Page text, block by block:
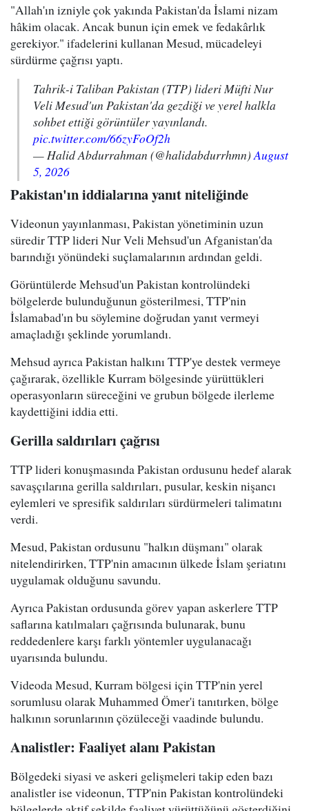
"Allah'ın izniyle çok yakında Pakistan'da İslami nizam
hâkim olacak. Ancak bunun için emek ve fedakârlık
gerekiyor." ifadelerini kullanan Mesud, mücadeleyi
sürdürme çağrısı yaptı.
Tahrik-i Taliban Pakistan (TTP) lideri Müfti Nur
Veli Mesud'un Pakistan'da gezdiği ve yerel halkla
sohbet ettiği görüntüler yayınlandı.
pic.twitter.com/66zyFoOf2h
— Halid Abdurrahman (@halidabdurrhmn) August
5, 2026
Pakistan'ın iddialarına yanıt niteliğinde
Videonun yayınlanması, Pakistan yönetiminin uzun
süredir TTP lideri Nur Veli Mehsud'un Afganistan'da
barındığı yönündeki suçlamalarının ardından geldi.
Görüntülerde Mehsud'un Pakistan kontrolündeki
bölgelerde bulunduğunun gösterilmesi, TTP'nin
İslamabad'ın bu söylemine doğrudan yanıt vermeyi
amaçladığı şeklinde yorumlandı.
Mehsud ayrıca Pakistan halkını TTP'ye destek vermeye
çağırarak, özellikle Kurram bölgesinde yürüttükleri
operasyonların süreceğini ve grubun bölgede ilerleme
kaydettiğini iddia etti.
Gerilla saldırıları çağrısı
TTP lideri konuşmasında Pakistan ordusunu hedef alarak
savaşçılarına gerilla saldırıları, pusular, keskin nişancı
eylemleri ve spresifik saldırıları sürdürmeleri talimatını
verdi.
Mesud, Pakistan ordusunu "halkın düşmanı" olarak
nitelendirirken, TTP'nin amacının ülkede İslam şeriatını
uygulamak olduğunu savundu.
Ayrıca Pakistan ordusunda görev yapan askerlere TTP
saflarına katılmaları çağrısında bulunarak, bunu
reddedenlere karşı farklı yöntemler uygulanacağı
uyarısında bulundu.
Videoda Mesud, Kurram bölgesi için TTP'nin yerel
sorumlusu olarak Muhammed Ömer'i tanıtırken, bölge
halkının sorunlarının çözüleceği vaadinde bulundu.
Analistler: Faaliyet alanı Pakistan
Bölgedeki siyasi ve askeri gelişmeleri takip eden bazı
analistler ise videonun, TTP'nin Pakistan kontrolündeki